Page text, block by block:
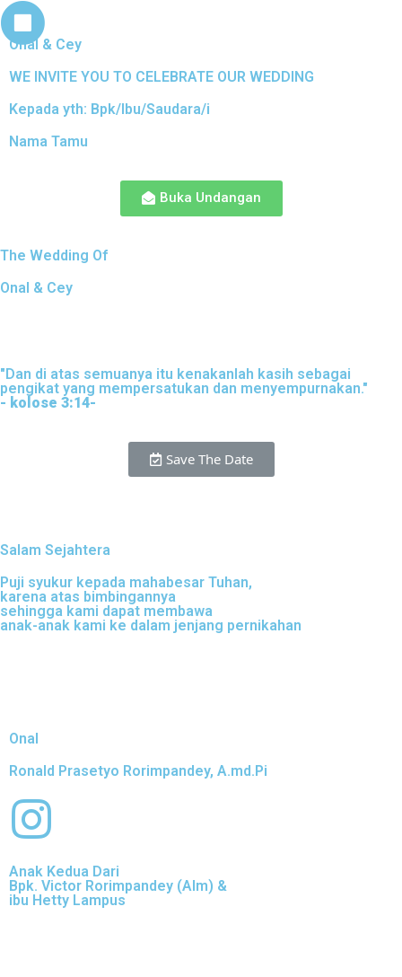
Onal & Cey
WE INVITE YOU TO CELEBRATE OUR WEDDING
Kepada yth: Bpk/Ibu/Saudara/i
Nama Tamu
Buka Undangan
The Wedding Of
Onal & Cey
"Dan di atas semuanya itu kenakanlah kasih sebagai
pengikat yang mempersatukan dan menyempurnakan."
- kolose 3:14-
Save The Date
Salam Sejahtera
Puji syukur kepada mahabesar Tuhan,
karena atas bimbingannya
sehingga kami dapat membawa
anak-anak kami ke dalam jenjang pernikahan
Onal
Ronald Prasetyo Rorimpandey, A.md.Pi
Anak Kedua Dari
Bpk. Victor Rorimpandey (Alm) &
ibu Hetty Lampus